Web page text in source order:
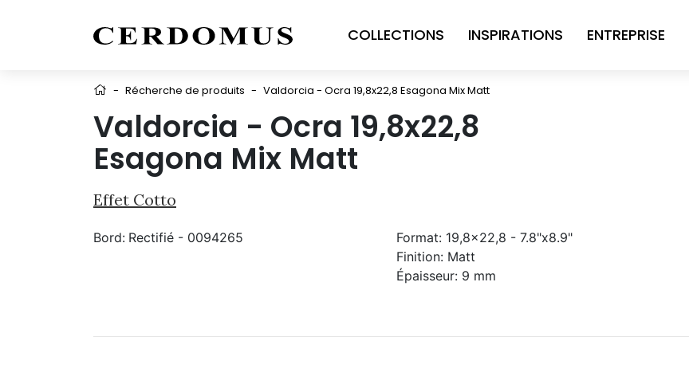
COLLECTIONS INSPIRATIONS ENTREPRISE
- Récherche de produits - Valdorcia - Ocra 19,8x22,8 Esagona Mix Matt
Valdorcia - Ocra 19,8x22,8
Esagona Mix Matt
Effet Cotto
Bord: Rectifié - 0094265 Format: 19,8x22,8 - 7.8"x8.9"
Finition: Matt
Épaisseur: 9 mm